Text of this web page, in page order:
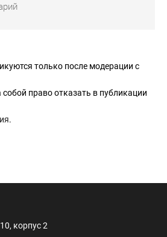
только после модерации с
собой право отказать в публикации
.
корпус 2